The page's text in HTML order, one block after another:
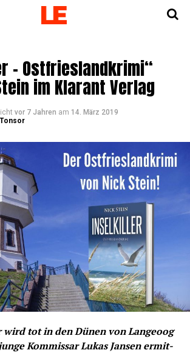
– Ost­fries­land­kri­mi“
im Klar­ant Verlag
vor 7 Jahren am 14. März 2019
wird tot in den Dünen von Lan­ge­oog
Kom­mis­sar Lukas Jan­sen ermit­